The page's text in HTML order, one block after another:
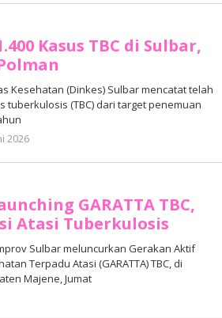
Junaedi
Kasus TBC di Sulbar,
Kesehatan (Dinkes) Sulbar mencatat telah
tuberkulosis (TBC) dari target penemuan
2026
Junaedi
GARATTA TBC,
Atasi Tuberkulosis
Sulbar meluncurkan Gerakan Aktif
Terpadu Atasi (GARATTA) TBC, di
Majene, Jumat